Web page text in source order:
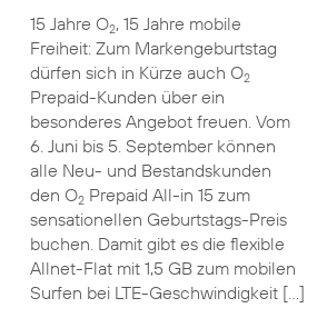
15 Jahre O2, 15 Jahre mobile
Freiheit: Zum Markengeburtstag
dürfen sich in Kürze auch O2
Prepaid-Kunden über ein
besonderes Angebot freuen. Vom
6. Juni bis 5. September können
alle Neu- und Bestandskunden
den O2Prepaid All-in 15 zum
sensationellen Geburtstags-Preis
buchen. Damit gibt es die flexible
Allnet-Flat mit 1,5 GB zum mobilen
Surfen bei LTE-Geschwindigkeit […]